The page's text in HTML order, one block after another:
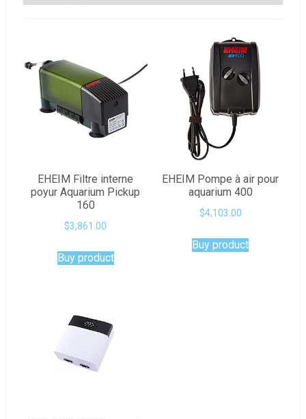
EHEIM Filtre interne
poyur Aquarium Pickup
160
$3,861.00
Buy product
EHEIM Pompe à air pour
aquarium 400
$4,103.00
Buy product